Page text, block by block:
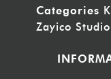
Categories
Zayico Studio